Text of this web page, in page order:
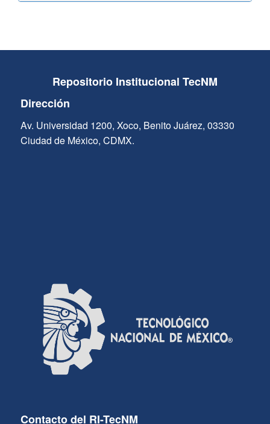
Repositorio Institucional TecNM
Dirección
Av. Universidad 1200, Xoco, Benito Juárez, 03330
Ciudad de México, CDMX.
Contacto del RI-TecNM